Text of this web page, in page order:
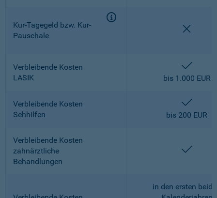
Kur-Tagegeld bzw. Kur-
Pauschale
Verbleibende Kosten
LASIK
bis 1.000 EUR
Verbleibende Kosten
Sehhilfen
bis 200 EUR
Verbleibende Kosten
zahnärztliche
Behandlungen
in den ersten